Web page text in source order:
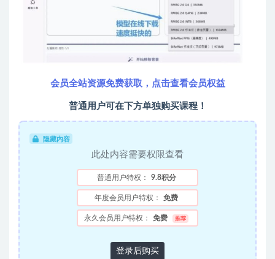
会员全站资源免费获取，点击查看会员权益
普通用户可在下方单独购买课程！
隐藏内容
此处内容需要权限查看
普通用户特权： 9.8积分
年度会员用户特权： 免费
永久会员用户特权： 免费 推荐
登录后购买